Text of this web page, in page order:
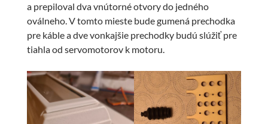
a prepiloval dva vnútorné otvory do jedného
oválneho. V tomto mieste bude gumená prechodka
pre káble a dve vonkajšie prechodky budú slúžiť pre
tiahla od servomotorov k motoru.